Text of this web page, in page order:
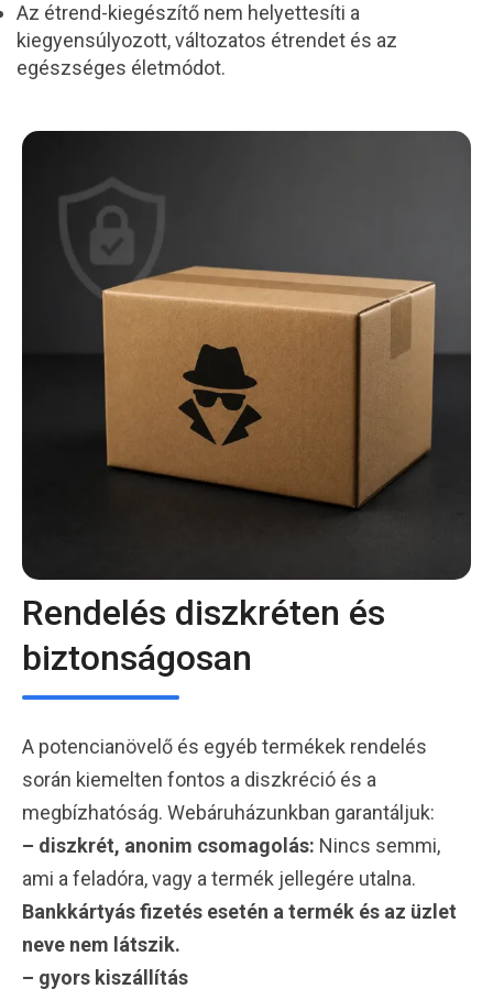
Az étrend-kiegészítő nem helyettesíti a
kiegyensúlyozott, változatos étrendet és az
egészséges életmódot.
Rendelés diszkréten és
biztonságosan
A potencianövelő és egyéb termékek rendelés
során kiemelten fontos a diszkréció és a
megbízhatóság. Webáruházunkban garantáljuk:
– diszkrét, anonim csomagolás: Nincs semmi,
ami a feladóra, vagy a termék jellegére utalna.
Bankkártyás fizetés esetén a termék és az üzlet
neve nem látszik.
– gyors kiszállítás